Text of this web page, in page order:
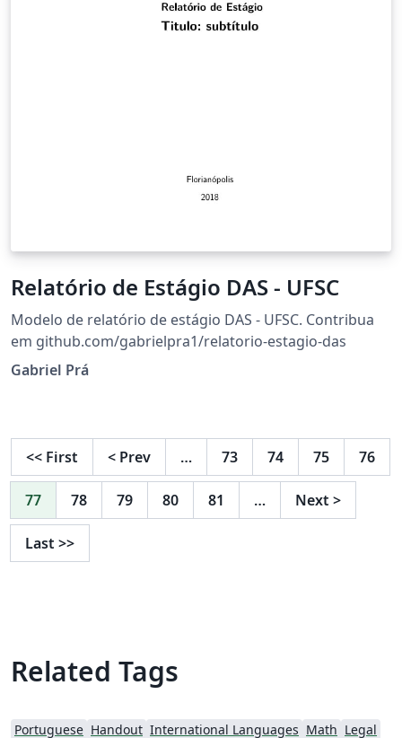
Relatório de Estágio DAS - UFSC
Modelo de relatório de estágio DAS - UFSC. Contribua
em github.com/gabrielpra1/relatorio-estagio-das
Gabriel Prá
<< First < Prev … 73 74 75 76
77 78 79 80 81 … Next >
Last >>
Related Tags
Portuguese Handout International Languages Math Legal